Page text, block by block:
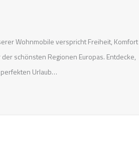
Wohnmobile verspricht Freiheit, Komfort
schönsten Regionen Europas. Entdecke,
Urlaub…